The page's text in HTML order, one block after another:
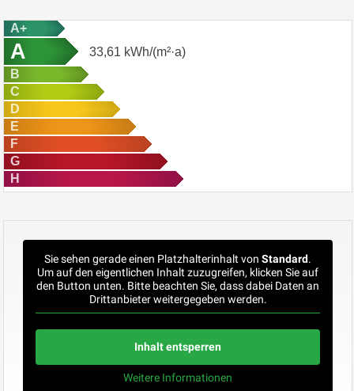
A+
A 33,61 kWh/(m²·a)
B
C
D
E
F
G
H
Sie sehen gerade einen Platzhalterinhalt von Standard.
Um auf den eigentlichen Inhalt zuzugreifen, klicken Sie auf
den Button unten. Bitte beachten Sie, dass dabei Daten an
Drittanbieter weitergegeben werden.
Inhalt entsperren
Weitere Informationen